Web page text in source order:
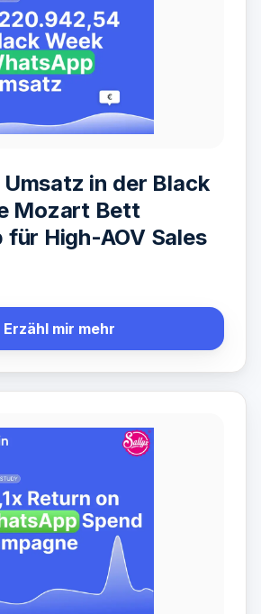
in der Black
Mozart Bett
High-AOV Sales
Erzähl mir mehr